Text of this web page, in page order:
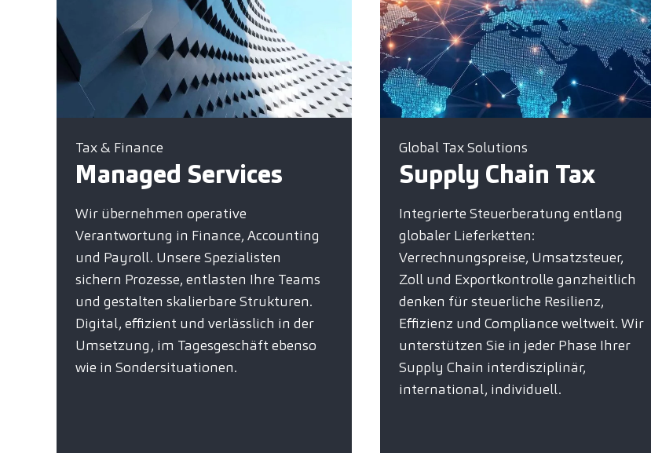
Tax & Finance
Managed Services
Wir übernehmen operative
Verantwortung in Finance, Accounting
und Payroll. Unsere Spezialisten
sichern Prozesse, entlasten Ihre Teams
und gestalten skalierbare Strukturen.
Digital, effizient und verlässlich in der
Umsetzung, im Tagesgeschäft ebenso
wie in Sondersituationen.
Global Tax Solutions
Supply Chain Tax
Integrierte Steuerberatung entlang
globaler Lieferketten:
Verrechnungspreise, Umsatzsteuer,
Zoll und Exportkontrolle ganzheitlich
denken für steuerliche Resilienz,
Effizienz und Compliance weltweit. Wir
unterstützen Sie in jeder Phase Ihrer
Supply Chain interdisziplinär,
international, individuell.